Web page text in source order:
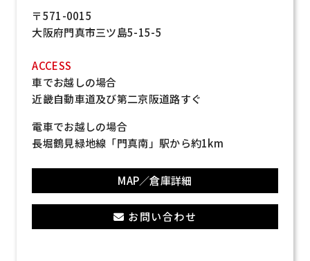
〒571-0015
大阪府門真市三ツ島5-15-5
ACCESS
車でお越しの場合
近畿自動車道及び第二京阪道路すぐ
電車でお越しの場合
長堀鶴見緑地線「門真南」駅から約1km
MAP／倉庫詳細
お問い合わせ